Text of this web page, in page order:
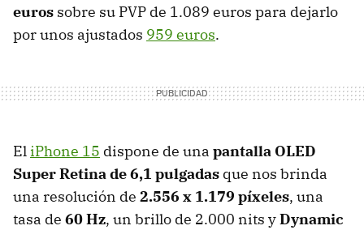
euros sobre su PVP de 1.089 euros para dejarlo
por unos ajustados 959 euros.
EliPhone 15 dispone de una pantalla OLED
Super Retina de 6,1 pulgadas que nos brinda
una resolución de 2.556 x 1.179 píxeles, una
tasa de 60 Hz, un brillo de 2.000 nits yDynamic